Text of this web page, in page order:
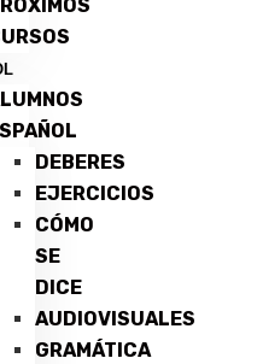
DEBERES
EJERCICIOS
CÓMO
SE
DICE
AUDIOVISUALES
GRAMÁTICA